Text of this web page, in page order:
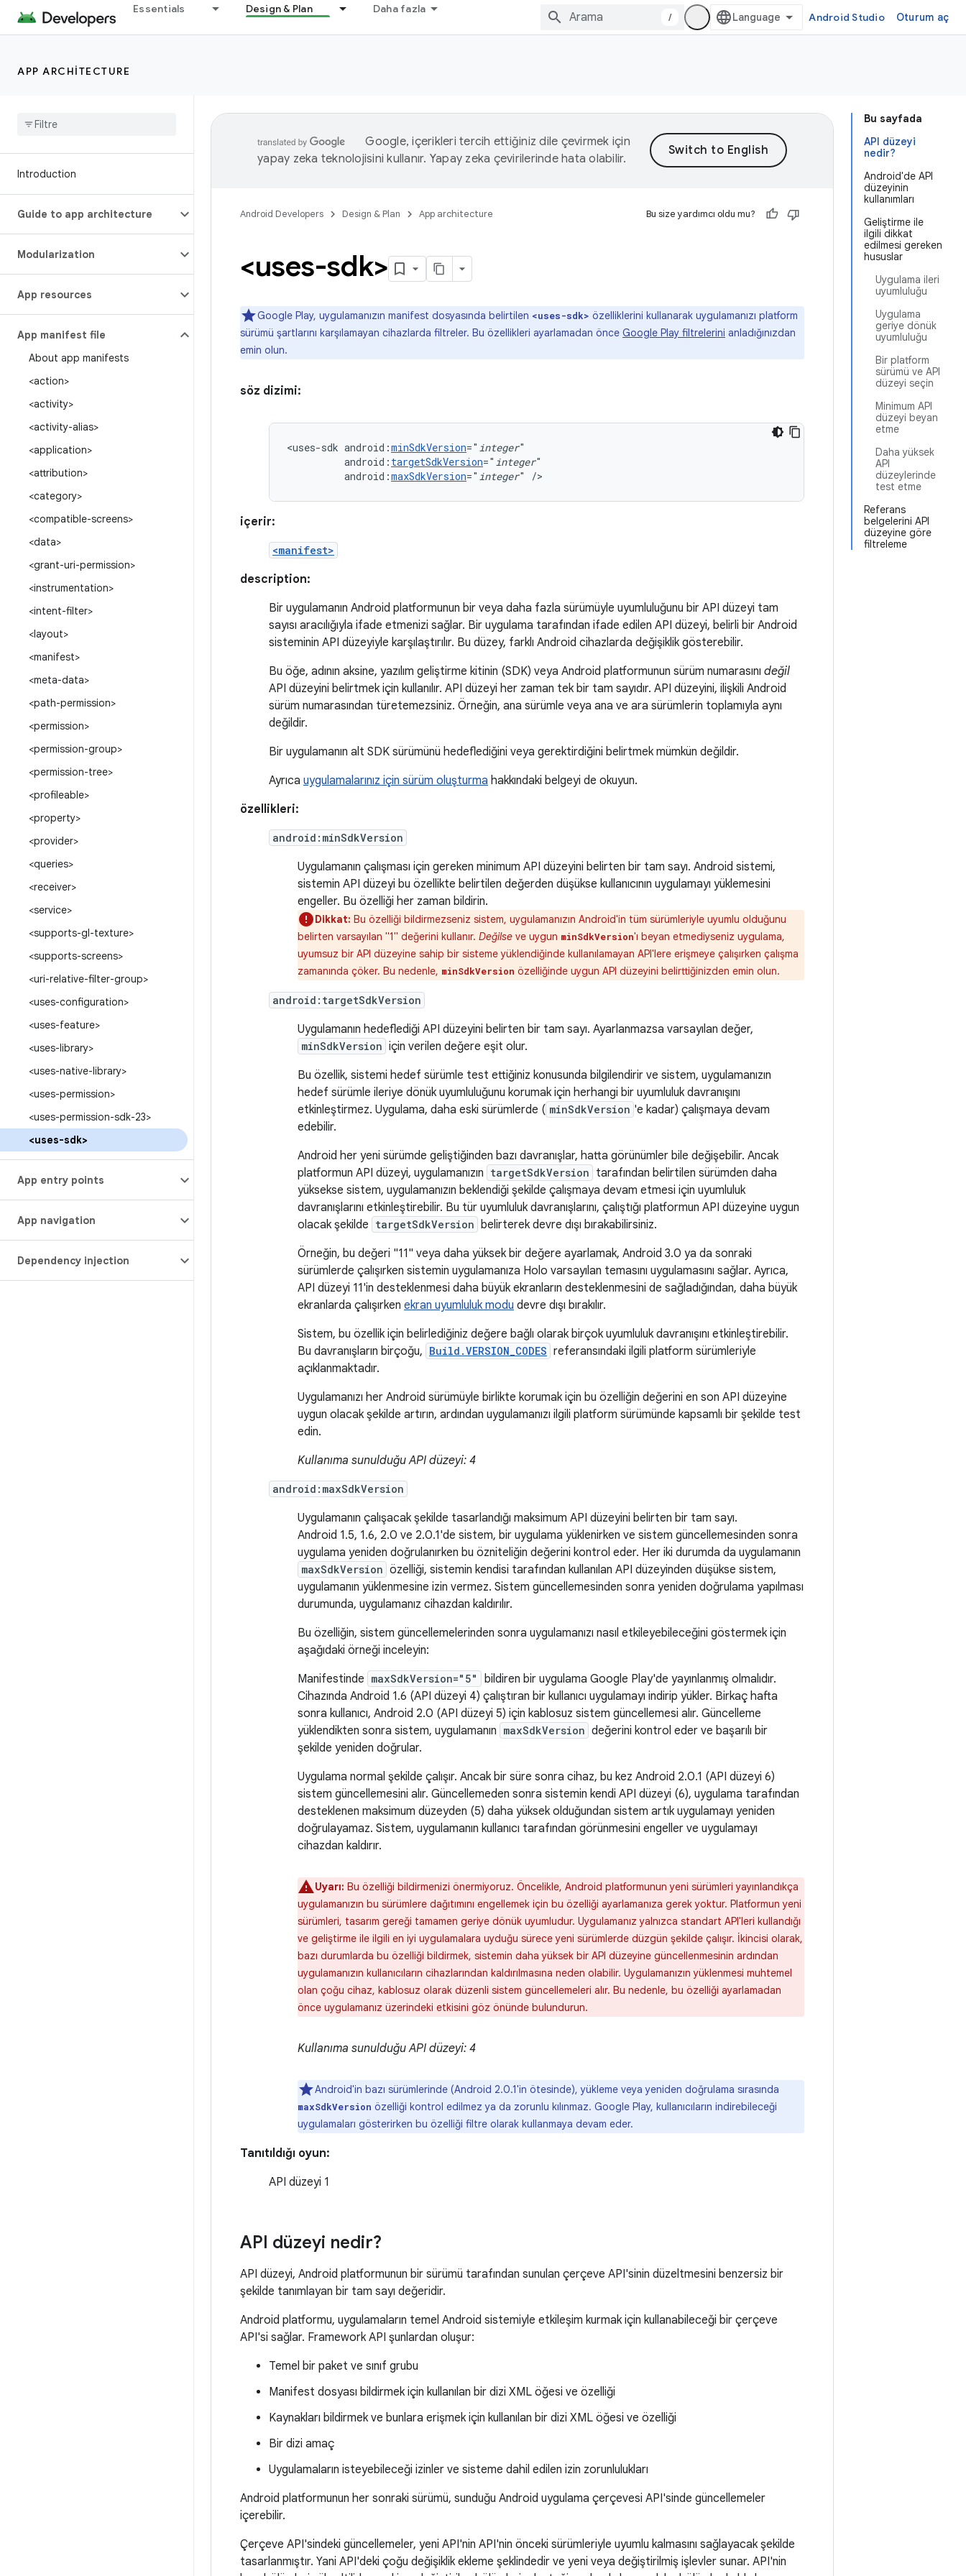
Essentials Design & Plan Daha fazla
/ Android Studio Oturum aç
APP ARCHITECTURE
Introduction
Guide to app architecture
Modularization
App resources
App manifest file
About app manifests
<action>
<activity>
<activity-alias>
<application>
<attribution>
<category>
<compatible-screens>
<data>
<grant-uri-permission>
<instrumentation>
<intent-filter>
<layout>
<manifest>
<meta-data>
<path-permission>
<permission>
<permission-group>
<permission-tree>
<profileable>
<property>
<provider>
<queries>
<receiver>
<service>
<supports-gl-texture>
<supports-screens>
<uri-relative-filter-group>
<uses-configuration>
<uses-feature>
<uses-library>
<uses-native-library>
<uses-permission>
<uses-permission-sdk-23>
<uses-sdk>
App entry points
App navigation
Dependency injection
Bu sayfada
API düzeyi
nedir?
Android'de API
düzeyinin
kullanımları
Geliştirme ile
ilgili dikkat
edilmesi gereken
hususlar
Uygulama ileri
uyumluluğu
Uygulama
geriye dönük
uyumluluğu
Bir platform
sürümü ve API
düzeyi seçin
Minimum API
düzeyi beyan
etme
Daha yüksek
API
düzeylerinde
test etme
Referans
belgelerini API
düzeyine göre
filtreleme
Google, içerikleri tercih ettiğiniz dile çevirmek için
yapay zeka teknolojisini kullanır. Yapay zeka çevirilerinde hata olabilir.
Android Developers Design & Plan App architecture Bu size yardımcı oldu mu?
<uses-sdk>
Google Play, uygulamanızın manifest dosyasında belirtilen <uses-sdk> özelliklerini kullanarak uygulamanızı platform
sürümü şartlarını karşılamayan cihazlarda filtreler. Bu özellikleri ayarlamadan önce Google Play filtrelerini anladığınızdan
emin olun.
söz dizimi:
<uses-sdk android:minSdkVersion=" integer
android: targetSdkVersion=" integer
android:maxSdkVersion=" integer" />
içerir:
<manifest>
description:
Bir uygulamanın Android platformunun bir veya daha fazla sürümüyle uyumluluğunu bir API düzeyi tam
sayısı aracılığıyla ifade etmenizi sağlar. Bir uygulama tarafından ifade edilen API düzeyi, belirli bir Android
sisteminin API düzeyiyle karşılaştırılır. Bu düzey, farklı Android cihazlarda değişiklik gösterebilir.
Bu öğe, adının aksine, yazılım geliştirme kitinin (SDK) veya Android platformunun sürüm numarasını değil
API düzeyini belirtmek için kullanılır. API düzeyi her zaman tek bir tam sayıdır. API düzeyini, ilişkili Android
sürüm numarasından türetemezsiniz. Örneğin, ana sürümle veya ana ve ara sürümlerin toplamıyla aynı
değildir.
Bir uygulamanın alt SDK sürümünü hedeflediğini veya gerektirdiğini belirtmek mümkün değildir.
Ayrıca uygulamalarınız için sürüm oluşturma hakkındaki belgeyi de okuyun.
özellikleri:
android:minSdkVersion
Uygulamanın çalışması için gereken minimum API düzeyini belirten bir tam sayı. Android sistemi,
sistemin API düzeyi bu özellikte belirtilen değerden düşükse kullanıcının uygulamayı yüklemesini
engeller. Bu özelliği her zaman bildirin.
Dikkat: Bu özelliği bildirmezseniz sistem, uygulamanızın Android'in tüm sürümleriyle uyumlu olduğunu
belirten varsayılan "1" değerini kullanır. Değilse ve uygun minSdkVersion'ı beyan etmediyseniz uygulama,
uyumsuz bir API düzeyine sahip bir sisteme yüklendiğinde kullanılamayan API'lere erişmeye çalışırken çalışma
zamanında çöker. Bu nedenle, minSdkVersion özelliğinde uygun API düzeyini belirttiğinizden emin olun.
android:targetSdkVersion
Uygulamanın hedeflediği API düzeyini belirten bir tam sayı. Ayarlanmazsa varsayılan değer,
minSdkVersion için verilen değere eşit olur.
Bu özellik, sistemi hedef sürümle test ettiğiniz konusunda bilgilendirir ve sistem, uygulamanızın
hedef sürümle ileriye dönük uyumluluğunu korumak için herhangi bir uyumluluk davranışını
etkinleştirmez. Uygulama, daha eski sürümlerde ( minSdkVersion 'e kadar) çalışmaya devam
edebilir.
Android her yeni sürümde geliştiğinden bazı davranışlar, hatta görünümler bile değişebilir. Ancak
platformun API düzeyi, uygulamanızın targetSdkVersion tarafından belirtilen sürümden daha
yüksekse sistem, uygulamanızın beklendiği şekilde çalışmaya devam etmesi için uyumluluk
davranışlarını etkinleştirebilir. Bu tür uyumluluk davranışlarını, çalıştığı platformun API düzeyine uygun
olacak şekilde targetSdkVersion belirterek devre dışı bırakabilirsiniz.
Örneğin, bu değeri "11" veya daha yüksek bir değere ayarlamak, Android 3.0 ya da sonraki
sürümlerde çalışırken sistemin uygulamanıza Holo varsayılan temasını uygulamasını sağlar. Ayrıca,
API düzeyi 11'in desteklenmesi daha büyük ekranların desteklenmesini de sağladığından, daha büyük
ekranlarda çalışırken ekran uyumluluk modu devre dışı bırakılır.
Sistem, bu özellik için belirlediğiniz değere bağlı olarak birçok uyumluluk davranışını etkinleştirebilir.
Bu davranışların birçoğu, Build.VERSION_CODES referansındaki ilgili platform sürümleriyle
açıklanmaktadır.
Uygulamanızı her Android sürümüyle birlikte korumak için bu özelliğin değerini en son API düzeyine
uygun olacak şekilde artırın, ardından uygulamanızı ilgili platform sürümünde kapsamlı bir şekilde test
edin.
Kullanıma sunulduğu API düzeyi: 4
android:maxSdkVersion
Uygulamanın çalışacak şekilde tasarlandığı maksimum API düzeyini belirten bir tam sayı.
Android 1.5, 1.6, 2.0 ve 2.0.1'de sistem, bir uygulama yüklenirken ve sistem güncellemesinden sonra
uygulama yeniden doğrulanırken bu özniteliğin değerini kontrol eder. Her iki durumda da uygulamanın
maxSdkVersion özelliği, sistemin kendisi tarafından kullanılan API düzeyinden düşükse sistem,
uygulamanın yüklenmesine izin vermez. Sistem güncellemesinden sonra yeniden doğrulama yapılması
durumunda, uygulamanız cihazdan kaldırılır.
Bu özelliğin, sistem güncellemelerinden sonra uygulamanızı nasıl etkileyebileceğini göstermek için
aşağıdaki örneği inceleyin:
Manifestinde maxSdkVersion="5"
bildiren bir uygulama Google Play'de yayınlanmış olmalıdır.
Cihazında Android 1.6 (API düzeyi 4) çalıştıran bir kullanıcı uygulamayı indirip yükler. Birkaç hafta
sonra kullanıcı, Android 2.0 (API düzeyi 5) için kablosuz sistem güncellemesi alır. Güncelleme
yüklendikten sonra sistem, uygulamanın maxSdkVersion değerini kontrol eder ve başarılı bir
şekilde yeniden doğrular.
Uygulama normal şekilde çalışır. Ancak bir süre sonra cihaz, bu kez Android 2.0.1 (API düzeyi 6)
sistem güncellemesini alır. Güncellemeden sonra sistemin kendi API düzeyi (6), uygulama tarafından
desteklenen maksimum düzeyden (5) daha yüksek olduğundan sistem artık uygulamayı yeniden
doğrulayamaz. Sistem, uygulamanın kullanıcı tarafından görünmesini engeller ve uygulamayı
cihazdan kaldırır.
Uyarı: Bu özelliği bildirmenizi önermiyoruz. Öncelikle, Android platformunun yeni sürümleri yayınlandıkça
uygulamanızın bu sürümlere dağıtımını engellemek için bu özelliği ayarlamanıza gerek yoktur. Platformun yeni
sürümleri, tasarım gereği tamamen geriye dönük uyumludur. Uygulamanız yalnızca standart API'leri kullandığı
ve geliştirme ile ilgili en iyi uygulamalara uyduğu sürece yeni sürümlerde düzgün şekilde çalışır. İkincisi olarak,
bazı durumlarda bu özelliği bildirmek, sistemin daha yüksek bir API düzeyine güncellenmesinin ardından
uygulamanızın kullanıcıların cihazlarından kaldırılmasına neden olabilir. Uygulamanızın yüklenmesi muhtemel
olan çoğu cihaz, kablosuz olarak düzenli sistem güncellemeleri alır. Bu nedenle, bu özelliği ayarlamadan
önce uygulamanız üzerindeki etkisini göz önünde bulundurun.
Kullanıma sunulduğu API düzeyi: 4
Android'in bazı sürümlerinde (Android 2.0.1'in ötesinde), yükleme veya yeniden doğrulama sırasında
maxSdkVersion özelliği kontrol edilmez ya da zorunlu kılınmaz. Google Play, kullanıcıların indirebileceği
uygulamaları gösterirken bu özelliği filtre olarak kullanmaya devam eder.
Tanıtıldığı oyun:
API düzeyi 1
API düzeyi nedir?
API düzeyi, Android platformunun bir sürümü tarafından sunulan çerçeve API'sinin düzeltmesini benzersiz bir
şekilde tanımlayan bir tam sayı değeridir.
Android platformu, uygulamaların temel Android sistemiyle etkileşim kurmak için kullanabileceği bir çerçeve
API'si sağlar. Framework API şunlardan oluşur:
Temel bir paket ve sınıf grubu
Manifest dosyası bildirmek için kullanılan bir dizi XML öğesi ve özelliği
Kaynakları bildirmek ve bunlara erişmek için kullanılan bir dizi XML öğesi ve özelliği
Bir dizi amaç
Uygulamaların isteyebileceği izinler ve sisteme dahil edilen izin zorunlulukları
Android platformunun her sonraki sürümü, sunduğu Android uygulama çerçevesi API'sinde güncellemeler
içerebilir.
Çerçeve API'sindeki güncellemeler, yeni API'nin API'nin önceki sürümleriyle uyumlu kalmasını sağlayacak şekilde
tasarlanmıştır. Yani API'deki çoğu değişiklik ekleme şeklindedir ve yeni veya değiştirilmiş işlevler sunar. API'nin